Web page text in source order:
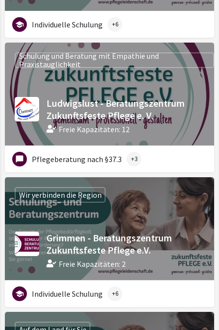
Individuelle Schulung +6
Ludwigslust - Beratungszentrum
Zukunftsfeste Pflege e. V.
Freie Kapazitäten: 12
Schulung und Beratung mit Empathie und
Praxistauglichkeit
Pflegeberatung nach §37.3 +3
Grimmen - Beratungszentrum
Zukunftsfeste Pflege e.V.
Freie Kapazitäten: 2
Wir verbinden die Region
Individuelle Schulung +6